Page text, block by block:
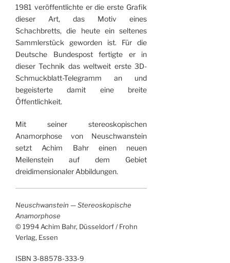
1981 veröffentlichte er die erste Grafik
dieser Art, das Motiv eines
Schachbretts, die heute ein seltenes
Sammlerstück geworden ist. Für die
Deutsche Bundespost fertigte er in
dieser Technik das weltweit erste 3D-
Schmuckblatt-Telegramm an und
begeisterte damit eine breite
Öffentlichkeit.
Mit seiner stereoskopischen
Anamorphose von Neuschwanstein
setzt Achim Bahr einen neuen
Meilenstein auf dem Gebiet
dreidimensionaler Abbildungen.
Neuschwanstein — Stereoskopische
Anamorphose
© 1994 Achim Bahr, Düsseldorf / Frohn
Verlag, Essen
ISBN 3-88578-333-9